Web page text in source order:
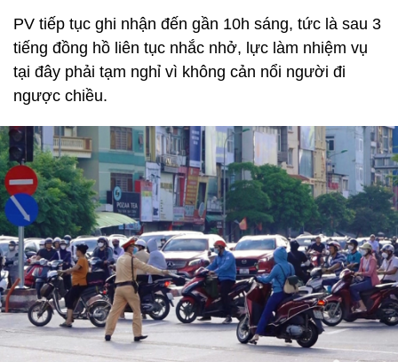
PV tiếp tục ghi nhận đến gần 10h sáng, tức là sau 3
tiếng đồng hồ liên tục nhắc nhở, lực làm nhiệm vụ
tại đây phải tạm nghỉ vì không cản nổi người đi
ngược chiều.